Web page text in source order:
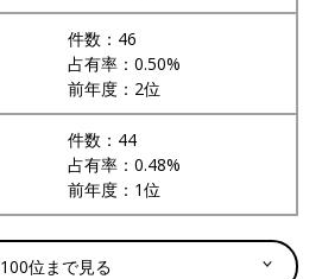
件数：46
占有率：0.50%
前年度：2位
件数：44
占有率：0.48%
前年度：1位
100位まで見る